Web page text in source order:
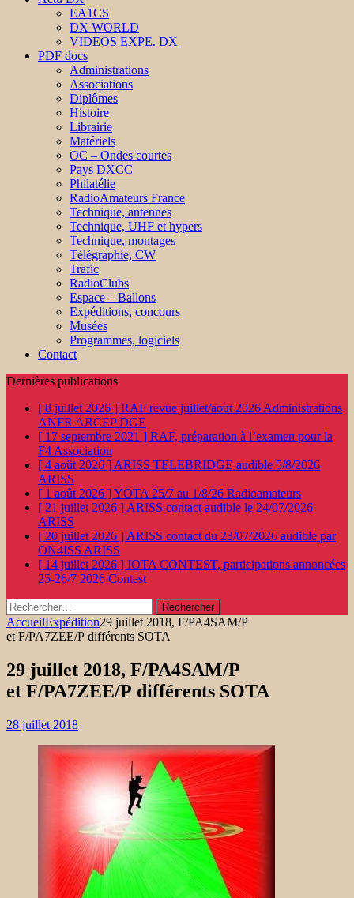
EA1CS
DX WORLD
VIDEOS EXPE. DX
PDF docs
Administrations
Associations
Diplômes
Histoire
Librairie
Matériels
OC – Ondes courtes
Pays DXCC
Philatélie
RadioAmateurs France
Technique, antennes
Technique, UHF et hypers
Technique, montages
Télégraphie, CW
Trafic
RadioClubs
Espace – Ballons
Expéditions, concours
Musées
Programmes, logiciels
Contact
Dernières publications
[ 8 juillet 2026 ] RAF revue juillet/aout 2026 Administrations
ANFR ARCEP DGE
[ 17 septembre 2021 ] RAF, préparation à l’examen pour la
F4 Association
[ 4 août 2026 ] ARISS TELEBRIDGE audible 5/8/2026
ARISS
[ 1 août 2026 ]YOTA 25/7 au 1/8/26 Radioamateurs
[ 21 juillet 2026 ] ARISS contact audible le 24/07/2026
ARISS
[ 20 juillet 2026 ] ARISS contact du 23/07/2026 audible par
ON4ISS ARISS
[ 14 juillet 2026 ] IOTA CONTEST, participations annoncées
25-26/7 2026 Contest
Rechercher :
AccueilExpédition29 juillet 2018, F/PA4SAM/P
et F/PA7ZEE/P différents SOTA
29 juillet 2018, F/PA4SAM/P
et F/PA7ZEE/P différents SOTA
28 juillet 2018